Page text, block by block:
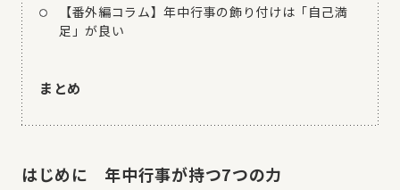
【番外編コラム】年中行事の飾り付けは「自己満
足」が良い
まとめ
はじめに 年中行事が持つ7つの力